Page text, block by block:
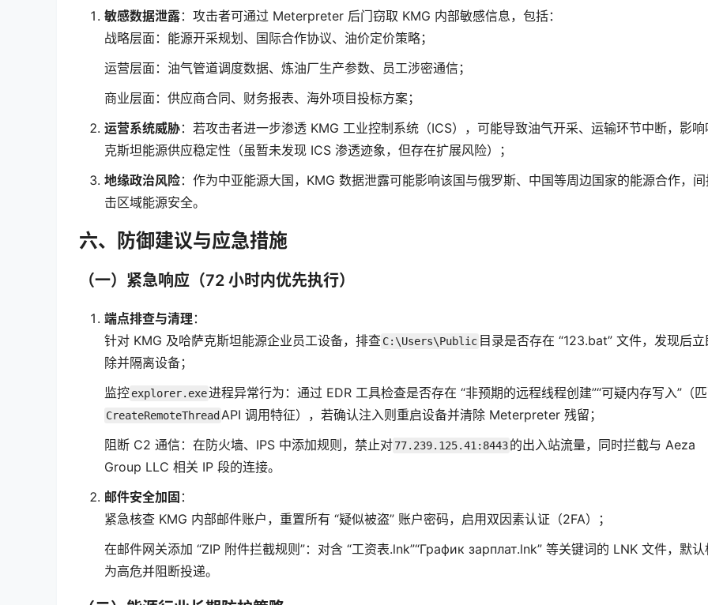
敏感数据泄露：攻击者可通过 Meterpreter 后门窃取 KMG 内部敏感信息，包括：
战略层面：能源开采规划、国际合作协议、油价定价策略；
运营层面：油气管道调度数据、炼油厂生产参数、员工涉密通信；
商业层面：供应商合同、财务报表、海外项目投标方案；
运营系统威胁：若攻击者进一步渗透 KMG 工业控制系统（ICS），可能导致油气开采、运输环节中断，影响
克斯坦能源供应稳定性（虽暂未发现 ICS 渗透迹象，但存在扩展风险）；
地缘政治风险：作为中亚能源大国，KMG 数据泄露可能影响该国与俄罗斯、中国等周边国家的能源合作，
击区域能源安全。
六、防御建议与应急措施
（一）紧急响应（72 小时内优先执行）
端点排查与清理 ：
针对 KMG 及哈萨克斯坦能源企业员工设备，排查C:\Users\Public 目录是否存在 “123.bat” 文件，发现后
除并隔离设备；
监控explorer.exe进程异常行为：通过 EDR 工具检查是否存在 “非预期的远程线程创建”“可疑内存写入”（
CreateRemoteThread API 调用特征），若确认注入则重启设备并清除 Meterpreter 残留；
阻断 C2 通信：在防火墙、IPS 中添加规则，禁止对77.239.125.41:8443的出入站流量，同时拦截与 Aeza
Group LLC 相关 IP 段的连接。
邮件安全加固 ：
紧急核查 KMG 内部邮件账户，重置所有 “疑似被盗” 账户密码，启用双因素认证（2FA）；
在邮件网关添加 “ZIP 附件拦截规则”：对含 “工资表.lnk”“График зарплат.lnk” 等关键词的 LNK 文件，默
为高危并阻断投递。